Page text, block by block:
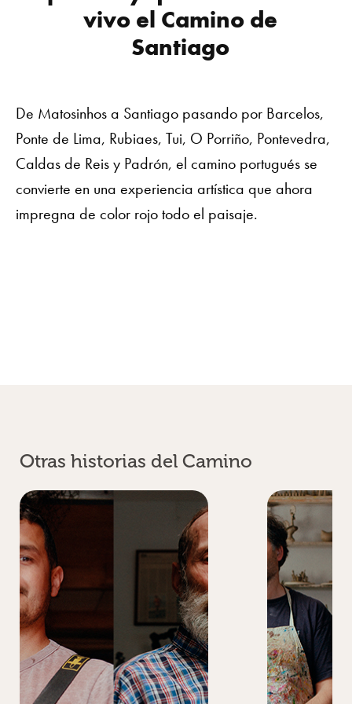
vivo el Camino de
Santiago
De Matosinhos a Santiago pasando por Barcelos,
Ponte de Lima, Rubiaes, Tui, O Porriño, Pontevedra,
Caldas de Reis y Padrón, el camino portugués se
convierte en una experiencia artística que ahora
impregna de color rojo todo el paisaje.
Otras historias del Camino